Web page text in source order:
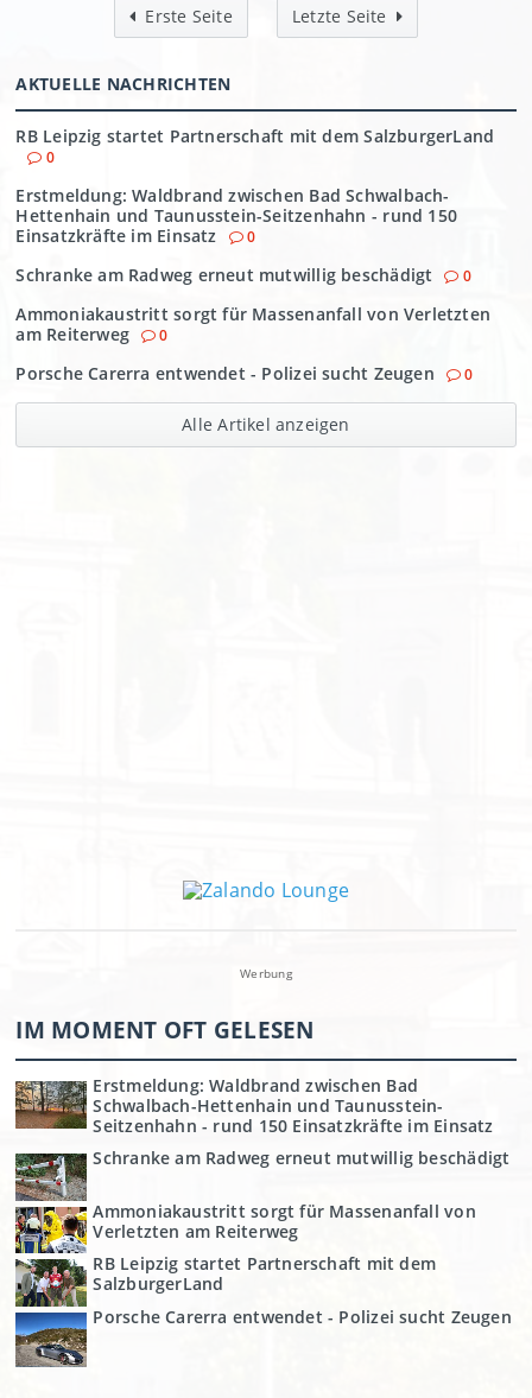
Erste Seite Letzte Seite
AKTUELLE NACHRICHTEN
RB Leipzig startet Partnerschaft mit dem SalzburgerLand
0
Erstmeldung: Waldbrand zwischen Bad Schwalbach-
Hettenhain und Taunusstein-Seitzenhahn - rund 150
Einsatzkräfte im Einsatz
0
Schranke am Radweg erneut mutwillig beschädigt 0
Ammoniakaustritt sorgt für Massenanfall von Verletzten
am Reiterweg
0
Porsche Carerra entwendet - Polizei sucht Zeugen 0
Alle Artikel anzeigen
Werbung
IM MOMENT OFT GELESEN
Erstmeldung: Waldbrand zwischen Bad
Schwalbach-Hettenhain und Taunusstein-
Seitzenhahn - rund 150 Einsatzkräfte im Einsatz
Schranke am Radweg erneut mutwillig beschädigt
Ammoniakaustritt sorgt für Massenanfall von
Verletzten am Reiterweg
RB Leipzig startet Partnerschaft mit dem
SalzburgerLand
Porsche Carerra entwendet - Polizei sucht Zeugen